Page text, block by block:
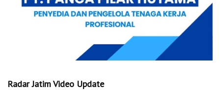
Radar Jatim Video Update